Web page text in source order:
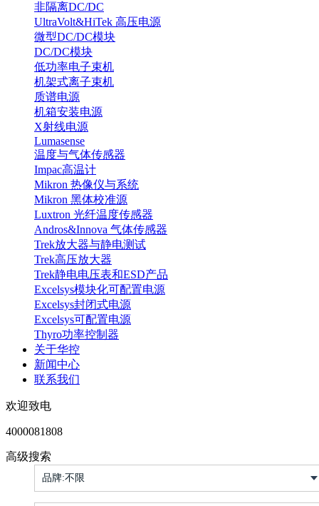
非隔离DC/DC
UltraVolt&HiTek 高压电源
微型DC/DC模块
DC/DC模块
低功率电子束机
机架式离子束机
质谱电源
机箱安装电源
X射线电源
Lumasense
温度与气体传感器
Impac高温计
Mikron 热像仪与系统
Mikron 黑体校准源
Luxtron 光纤温度传感器
Andros&Innova 气体传感器
Trek放大器与静电测试
Trek高压放大器
Trek静电电压表和ESD产品
Excelsys模块化可配置电源
Excelsys封闭式电源
Excelsys可配置电源
Thyro功率控制器
关于华控
新闻中心
联系我们
欢迎致电
4000081808
高级搜索
品牌:不限